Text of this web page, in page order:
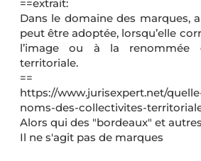
==extrait:
Dans le domaine des marques,
peut être adoptée, lorsqu’elle
l’image ou à la renommée
territoriale.
==
https://www.jurisexpert.net/
noms-des-collectivites-
Alors qui des "bordeaux" et
Il ne s'agit pas de marques